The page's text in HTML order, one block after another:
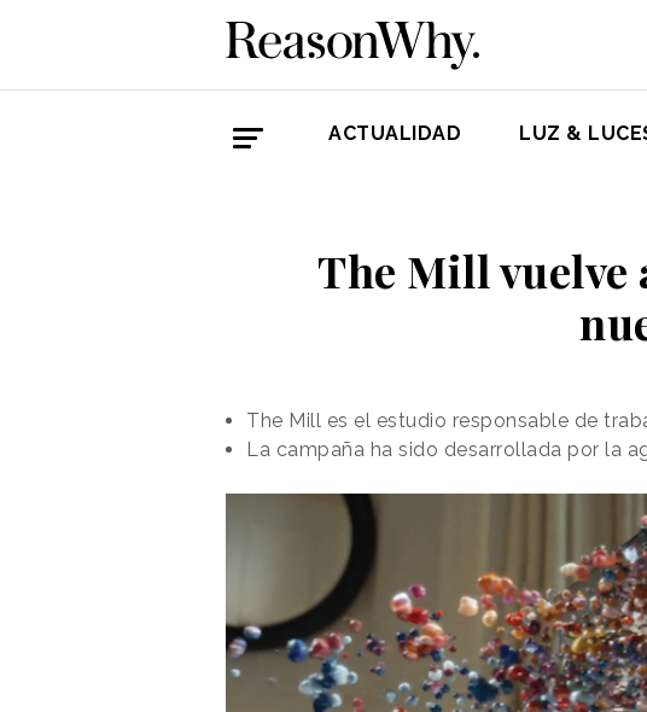
ACTUALIDAD LUZ &
The Mill vuelve
The Mill es el estudio responsable de
La campaña ha sido desarrollada por la